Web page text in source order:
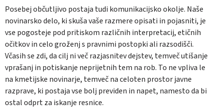
Posebej občutljivo postaja tudi komunikacijsko okolje. Naše
novinarsko delo, ki skuša vaše razmere opisati in pojasniti, je
vse pogosteje pod pritiskom različnih interpretacij, etičnih
očitkov in celo groženj s pravnimi postopki ali razsodišči.
Včasih se zdi, da cilj ni več razjasnitev dejstev, temveč utišanje
vprašanj in potiskanje neprijetnih tem na rob. To ne vpliva le
na kmetijske novinarje, temveč na celoten prostor javne
razprave, ki postaja vse bolj previden in napet, namesto da bi
ostal odprt za iskanje resnice.